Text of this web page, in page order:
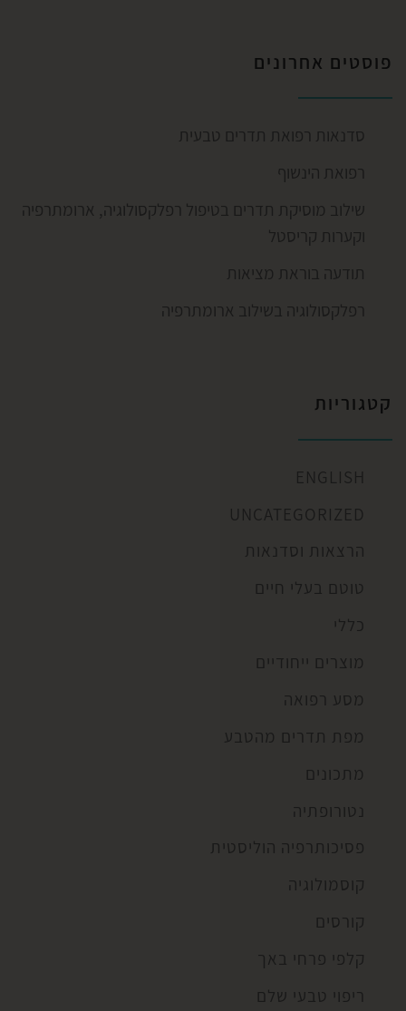
פוסטים אחרונים
סדנאות רפואת תדרים טבעית
רפואת הינשוף
שילוב מוסיקת תדרים בטיפול רפלקסולוגיה, ארומתרפיה
וקערות קריסטל
תודעה בוראת מציאות
רפלקסולוגיה בשילוב ארומתרפיה
קטגוריות
ENGLISH
UNCATEGORIZED
הרצאות וסדנאות
טוטם בעלי חיים
כללי
מוצרים ייחודיים
מסע רפואה
מפת תדרים מהטבע
מתכונים
נטורופתיה
פסיכותרפיה הוליסטית
קוסמולוגיה
קורסים
קלפי פרחי באך
ריפוי טבעי שלם